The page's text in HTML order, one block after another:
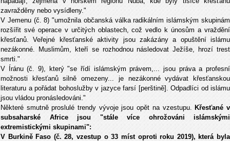
zavražděny nebo vysídleny."
V Jemenu (č. 8) "umožnila občanská válka radikálním islámským skupinám
rozšířit své operace v určitých oblastech, což vedlo k únosům a vraždění
křesťanů. Veřejné křesťanské aktivity jsou zakázány a opuštění islámu
nezákonné. Muslimům, kteří se rozhodnou následovat Ježíše, hrozí trest
smrti."
V Íránu (č. 9), který "se řídí islámským právem,... jsou práva a profesní
možnosti křesťanů silně omezeny... je nezákonné vydávat křesťanskou
literaturu a pořádat bohoslužby v jazyce farsí [perštině]. Odpadlíci od islámu
jsou vládou pronásledováni."
Některé smutně proslulé trendy vývoje jsou opět na vzestupu. Křesťané v
subsaharské Africe jsou "stále více ohrožováni islámskými
extremistickými skupinami":
V Burkině Faso (č. 28, vzestup o 33 míst oproti roku 2019), která byla